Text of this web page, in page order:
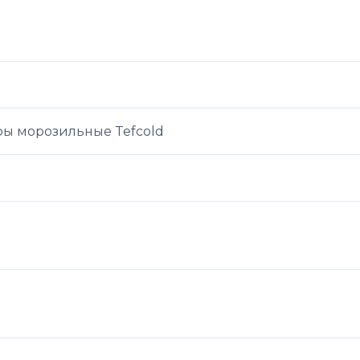
морозильные Tefcold